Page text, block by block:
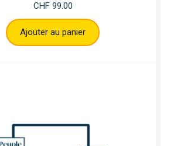
CHF99.00
Ajouter au panier